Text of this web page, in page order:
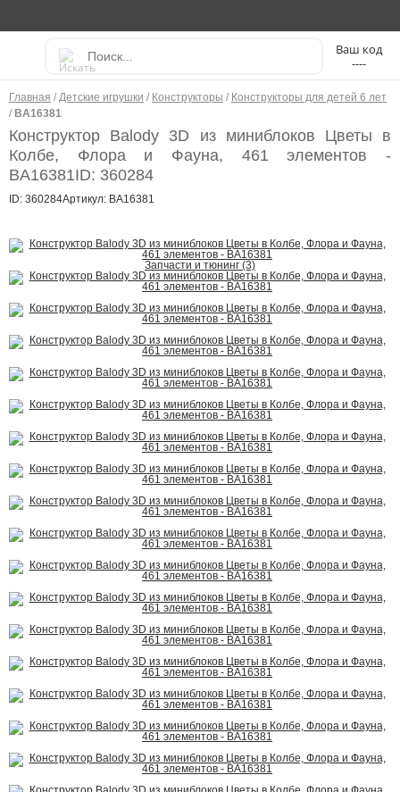
----
Главная / Детские игрушки / Конструкторы / Конструкторы для детей 6 лет
/ BA16381
Конструктор Balody 3D из миниблоков Цветы в
Колбе, Флора и Фауна, 461 элементов -
BA16381ID: 360284
ID: 360284Артикул: BA16381
Запчасти и тюнинг (3)